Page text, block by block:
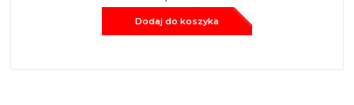
Dodaj do koszyka